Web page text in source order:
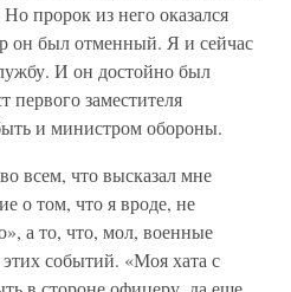
пророк из него оказался
он был отменный. Я и сейчас
И он достойно был
заместителя
и министром обороны.
всем, что высказал мне
о том, что я вроде, не
а то, что, мол, военные
этих событий. «Моя хата с